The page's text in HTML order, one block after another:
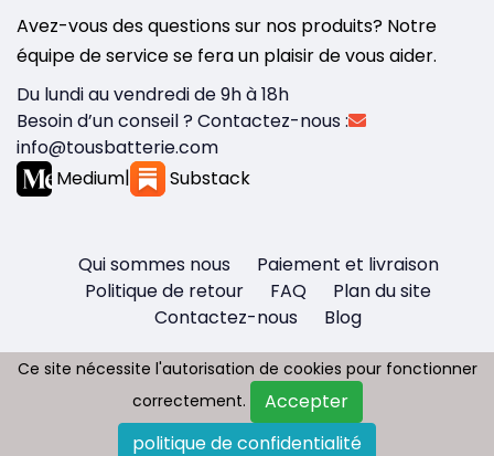
Avez-vous des questions sur nos produits? Notre
équipe de service se fera un plaisir de vous aider.
Du lundi au vendredi de 9h à 18h
Besoin d’un conseil ? Contactez-nous :
info@tousbatterie.com
Medium| Substack
Qui sommes nous
Paiement et livraison
Politique de retour
FAQ
Plan du site
Contactez-nous
Blog
Copyright © 2026 - Tous droit réservés
Tousbatterie.com
Ce site nécessite l'autorisation de cookies pour fonctionner
correctement.
Accepter
politique de confidentialité
Ce site nécessite l'autorisation de cookies pour fonctionner
correctement.
Accepter
politique de confidentialité